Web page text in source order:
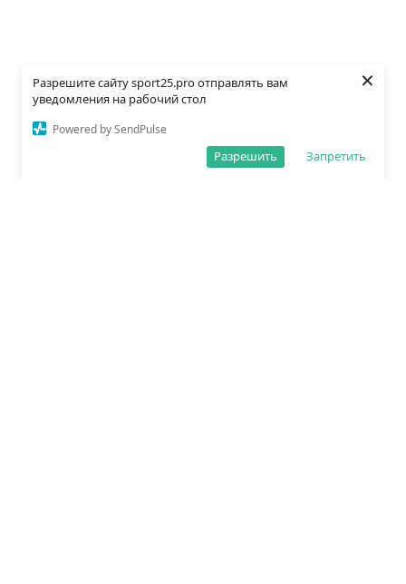
Разрешите сайту sport25.pro отправлять вам
уведомления на рабочий стол
Powered by SendPulse
Запретить
Разрешить
×